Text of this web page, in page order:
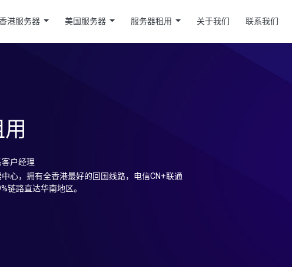
港服务器 美国服务器 服务器租用 关于我们 联系我们
户经理
心，拥有全香港最好的回国线路，电信CN+联通
链路直达华南地区。